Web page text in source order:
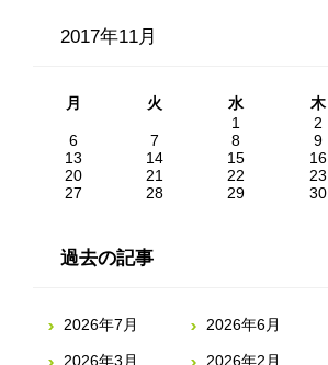
2017年11月
月 火 水 木
1
2
6
7 8 9
13
14 15 16
20
21 22 23
27
28 29 30
過去の記事
2026年7月 2026年6月
2026年3月 2026年2月